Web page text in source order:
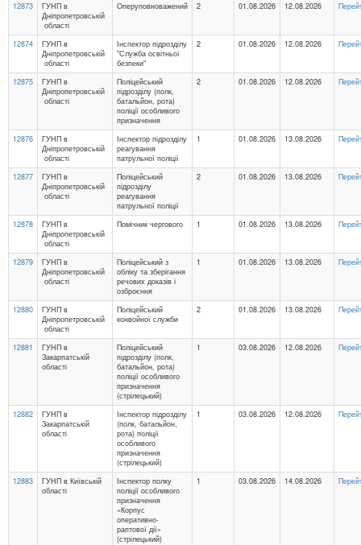
12873
ГУНП в
Дніпропетровській
області
Оперуповноважений 2 01.08.2026 12.08.2026
12874
ГУНП в
Дніпропетровській
області
Інспектор підрозділу
"Служба освітньої
безпеки"
2 01.08.2026 12.08.2026
12875
ГУНП в
Дніпропетровській
області
Поліцейський
підрозділу (полк,
батальйон, рота)
поліції особливого
призначення
2 01.08.2026 12.08.2026
12876
ГУНП в
Дніпропетровській
області
Інспектор підрозділу
реагування
патрульної поліції
1 01.08.2026 13.08.2026
12877
ГУНП в
Дніпропетровській
області
Поліцейський
підрозділу
реагування
патрульної поліції
2 01.08.2026 13.08.2026
12878
ГУНП в
Дніпропетровській
області
Помічник чергового 1 01.08.2026 13.08.2026
12879
ГУНП в
Дніпропетровській
області
Поліцейський з
обліку та зберігання
речових доказів і
озброєння
1 01.08.2026 13.08.2026
12880
ГУНП в
Дніпропетровській
області
Поліцейський
конвойної служби
2 01.08.2026 13.08.2026
12881
ГУНП в
Закарпатській
області
Поліцейський
підрозділу (полк,
батальйон, рота)
поліції особливого
призначення
(стрілецький)
1 03.08.2026 12.08.2026
12882
ГУНП в
Закарпатській
області
Інспектор підрозділу
(полк, батальйон,
рота) поліції
особливого
призначення
(стрілецький)
1 03.08.2026 12.08.2026
12883
ГУНП в Київській
області
Інспектор полку
поліції особливого
призначення
«Корпус
оперативно-
раптової дії»
(стрілецький)
1 03.08.2026 14.08.2026